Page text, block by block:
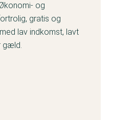
og
gratis og
lav indkomst, lavt
gæld.